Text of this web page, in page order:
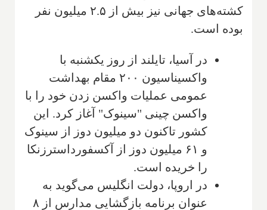
کشته‌های جهانی نیز بیش از ۲.۵ میلیون نفر
بوده است.
در آسیا، تایلند از روز یکشنبه با
واکسیناسیون ۲۰۰ مقام بهداشت
عمومی عملیات واکسن زدن خود را با
واکسن چینی "سینوک" آغاز کرد. این
کشور تاکنون دو میلیون دوز از سینوک
و ۶۱ میلیون دوز از آکسفورد‌استرزنکا
را خریده است.
در اروپا، دولت انگلیس می‌گوید به
عنوان برنامه بازگشایی مدارس از ۸